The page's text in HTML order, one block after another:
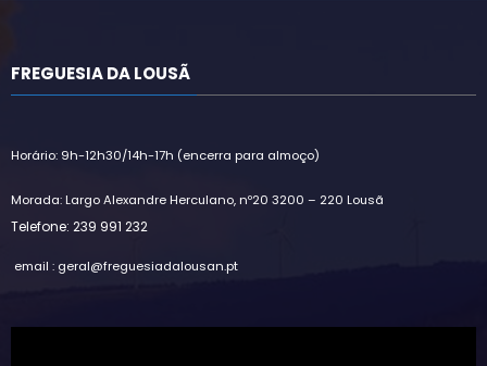
FREGUESIA DA LOUSÃ
Horário: 9h-12h30/14h-17h (encerra para almoço)
Morada: Largo Alexandre Herculano, nº20 3200 – 220 Lousã
Telefone: 239 991 232
email : geral@freguesiadalousan.pt